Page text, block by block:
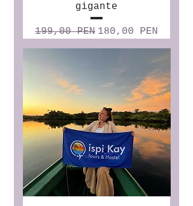
gigante
Precio
199,00 PEN Precio de oferta
180,00 PEN